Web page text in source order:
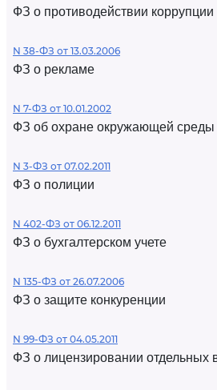
ФЗ о противодействии коррупции
N 38-ФЗ от 13.03.2006
ФЗ о рекламе
N 7-ФЗ от 10.01.2002
ФЗ об охране окружающей среды
N 3-ФЗ от 07.02.2011
ФЗ о полиции
N 402-ФЗ от 06.12.2011
ФЗ о бухгалтерском учете
N 135-ФЗ от 26.07.2006
ФЗ о защите конкуренции
N 99-ФЗ от 04.05.2011
ФЗ о лицензировании отдельных